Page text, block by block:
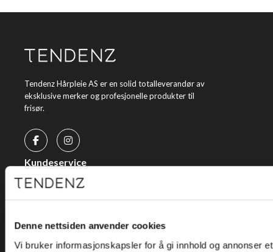
Denne nettsiden anvender cookies
Vi bruker informasjonskapsler for å gi innhold og annonser
Tendenz Hårpleie AS er en solid totalleverandør av
eksklusive merker og profesjonelle produkter til
frisør.
Kundeservice
Kjøpsvilkår
Personvern
Holtegata 26, 0355 Oslo